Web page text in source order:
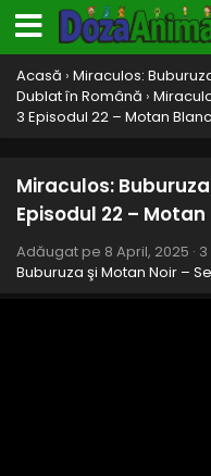
Acasă › Miraculos:
Dublat în Română ›
3 Episodul 22 – Motan Blanc
Miraculos:
Episodul 22 –
Adăugat pe 8 April, 2025 ·
Buburuza şi Motan Noir –